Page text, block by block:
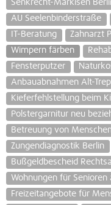
Senkrecht-Markisen
AU Seelenbinderstraße
IT-Beratung
Zahnarzt
Wimpern färben
Fensterputzer
Anbauabnahmen Alt-
Kieferfehlstellung beim
Polstergarnitur neu
Betreuung von
Zungendiagnostik Berlin
Bußgeldbescheid
Wohnungen für Senioren
Freizeitangebote für